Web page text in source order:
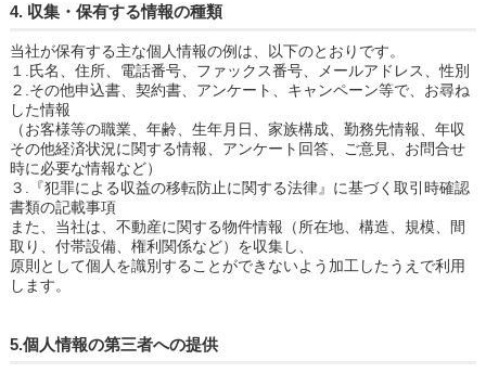
4. 収集・保有する情報の種類
当社が保有する主な個人情報の例は、以下のとおりです。
１.氏名、住所、電話番号、ファックス番号、メールアドレス、性別
２.その他申込書、契約書、アンケート、キャンペーン等で、お尋ね
した情報
（お客様等の職業、年齢、生年月日、家族構成、勤務先情報、年収
その他経済状況に関する情報、アンケート回答、ご意見、お問合せ
時に必要な情報など）
３.『犯罪による収益の移転防止に関する法律』に基づく取引時確認
書類の記載事項
また、当社は、不動産に関する物件情報（所在地、構造、規模、間
取り、付帯設備、権利関係など）を収集し、
原則として個人を識別することができないよう加工したうえで利用
します。
5.個人情報の第三者への提供